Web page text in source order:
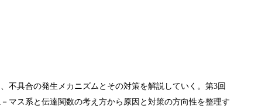
不具合の発生メカニズムとその対策を解説していく。第3回
マス系と伝達関数の考え方から原因と対策の方向性を整理す